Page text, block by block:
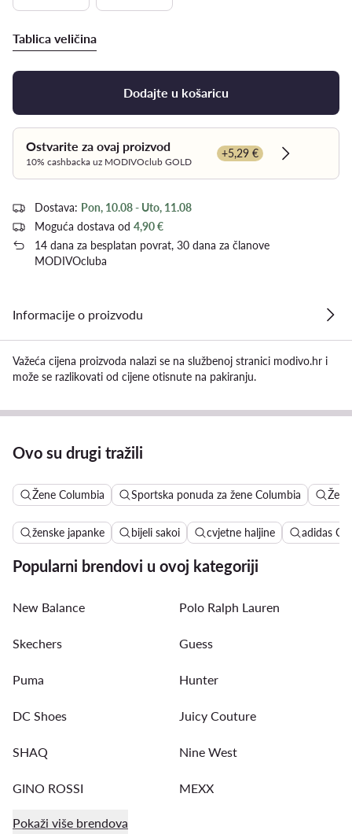
Tablica veličina
Dodajte u košaricu
Ostvarite za ovaj proizvod
10% cashbacka uz MODIVOclub GOLD
+5,29 €
Dowiedz
Dostava: Pon, 10.08 - Uto, 11.08
Moguća dostava od 4,90 €
14 dana za besplatan povrat, 30 dana za članove
MODIVOcluba
Informacije o proizvodu
Važeća cijena proizvoda nalazi se na službenoj stranici modivo.hr i
može se razlikovati od cijene otisnute na pakiranju.
Ovo su drugi tražili
Žene Columbia Sportska ponuda za žene Columbia
ženske japanke bijeli sakoi cvjetne haljine adidas
Popularni brendovi u ovoj kategoriji
New Balance Polo Ralph Lauren
Skechers Guess
Puma Hunter
DC Shoes Juicy Couture
SHAQ Nine West
GINO ROSSI MEXX
Pokaži više brendova